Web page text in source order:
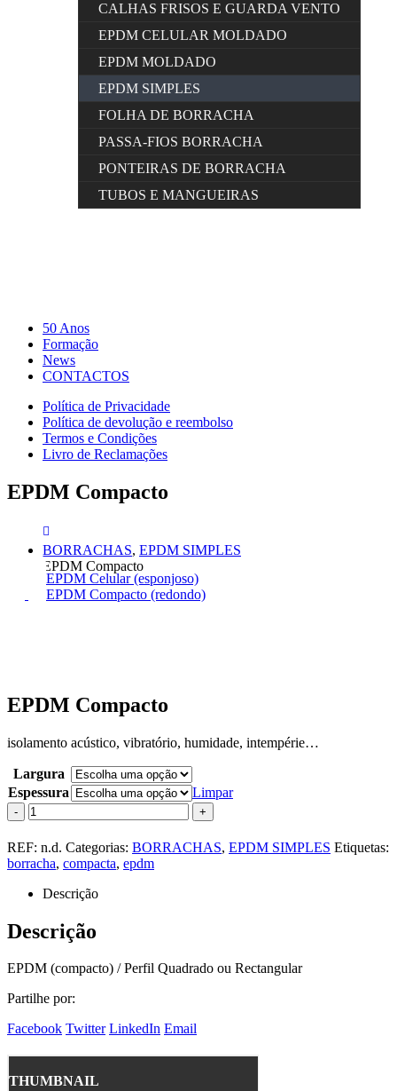
CALHAS FRISOS E GUARDA VENTO
EPDM CELULAR MOLDADO
EPDM MOLDADO
EPDM SIMPLES
FOLHA DE BORRACHA
PASSA-FIOS BORRACHA
PONTEIRAS DE BORRACHA
TUBOS E MANGUEIRAS
50 Anos
Formação
News
CONTACTOS
Política de Privacidade
Política de devolução e reembolso
Termos e Condições
Livro de Reclamações
EPDM Compacto
BORRACHAS, EPDM SIMPLES
EPDM Compacto
EPDM Celular (esponjoso)
EPDM Compacto (redondo)
EPDM Compacto
isolamento acústico, vibratório, humidade, intempérie…
Largura
Espessura
Limpar
- +
REF: n.d. Categorias: BORRACHAS, EPDM SIMPLES Etiquetas:
borracha, compacta, epdm
Descrição
Descrição
EPDM (compacto) / Perfil Quadrado ou Rectangular
Partilhe por:
Facebook Twitter LinkedIn Email